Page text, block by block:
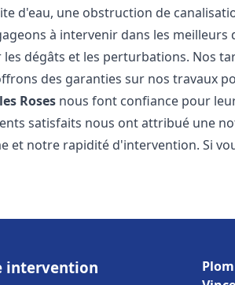
d'eau, une obstruction de
à intervenir dans les meilleurs
dégâts et les perturbations. Nos
des garanties sur nos travaux
Roses nous font confiance pour
satisfaits nous ont attribué une
et notre rapidité d'intervention. Si
intervention